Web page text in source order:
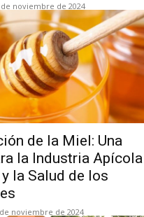
de noviembre de 2024
de la Miel: Una
la Industria Apícola
la Salud de los
noviembre de 2024